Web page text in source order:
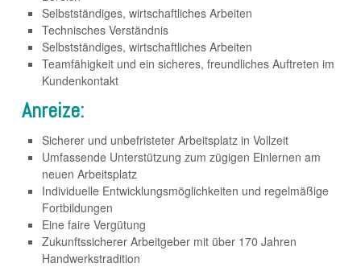
Selbstständiges, wirtschaftliches Arbeiten
Technisches Verständnis
Selbstständiges, wirtschaftliches Arbeiten
Teamfähigkeit und ein sicheres, freundliches Auftreten im
Kundenkontakt
Anreize:
Sicherer und unbefristeter Arbeitsplatz in Vollzeit
Umfassende Unterstützung zum zügigen Einlernen am
neuen Arbeitsplatz
Individuelle Entwicklungsmöglichkeiten und regelmäßige
Fortbildungen
Eine faire Vergütung
Zukunftssicherer Arbeitgeber mit über 170 Jahren
Handwerkstradition